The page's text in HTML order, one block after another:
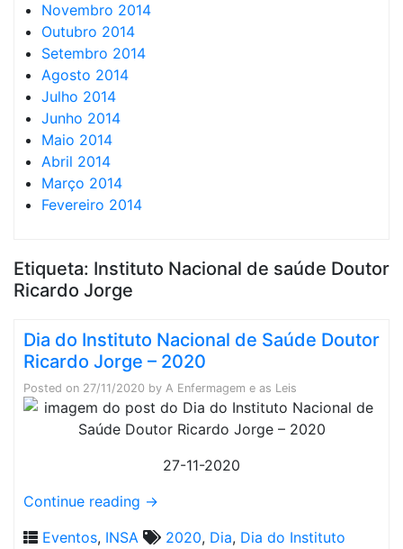
Novembro 2014
Outubro 2014
Setembro 2014
Agosto 2014
Julho 2014
Junho 2014
Maio 2014
Abril 2014
Março 2014
Fevereiro 2014
Etiqueta: Instituto Nacional de saúde Doutor
Ricardo Jorge
Dia do Instituto Nacional de Saúde Doutor
Ricardo Jorge – 2020
Posted on 27/11/2020 by A Enfermagem e as Leis
27-11-2020
Continue reading →
Eventos, INSA 2020, Dia, Dia do Instituto